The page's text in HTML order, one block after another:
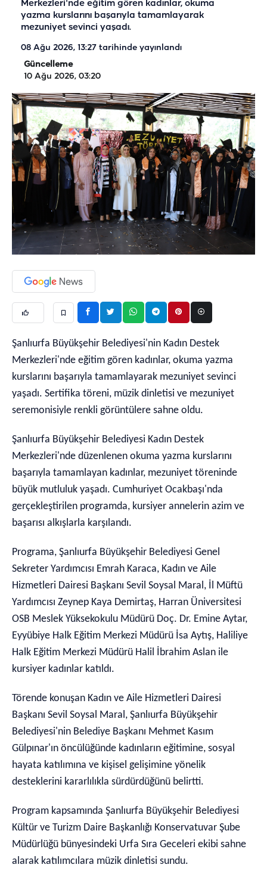
Merkezleri'nde eğitim gören kadınlar, okuma
yazma kurslarını başarıyla tamamlayarak
mezuniyet sevinci yaşadı.
08 Ağu 2026, 13:27 tarihinde yayınlandı
Güncelleme
10 Ağu 2026, 03:20
Şanlıurfa Büyükşehir Belediyesi'nin Kadın Destek
Merkezleri'nde eğitim gören kadınlar, okuma yazma
kurslarını başarıyla tamamlayarak mezuniyet sevinci
yaşadı. Sertifika töreni, müzik dinletisi ve mezuniyet
seremonisiyle renkli görüntülere sahne oldu.
Şanlıurfa Büyükşehir Belediyesi Kadın Destek
Merkezleri'nde düzenlenen okuma yazma kurslarını
başarıyla tamamlayan kadınlar, mezuniyet töreninde
büyük mutluluk yaşadı. Cumhuriyet Ocakbaşı'nda
gerçekleştirilen programda, kursiyer annelerin azim ve
başarısı alkışlarla karşılandı.
Programa, Şanlıurfa Büyükşehir Belediyesi Genel
Sekreter Yardımcısı Emrah Karaca, Kadın ve Aile
Hizmetleri Dairesi Başkanı Sevil Soysal Maral, İl Müftü
Yardımcısı Zeynep Kaya Demirtaş, Harran Üniversitesi
OSB Meslek Yüksekokulu Müdürü Doç. Dr. Emine Aytar,
Eyyübiye Halk Eğitim Merkezi Müdürü İsa Aytış, Haliliye
Halk Eğitim Merkezi Müdürü Halil İbrahim Aslan ile
kursiyer kadınlar katıldı.
Törende konuşan Kadın ve Aile Hizmetleri Dairesi
Başkanı Sevil Soysal Maral, Şanlıurfa Büyükşehir
Belediyesi'nin Belediye Başkanı Mehmet Kasım
Gülpınar'ın öncülüğünde kadınların eğitimine, sosyal
hayata katılımına ve kişisel gelişimine yönelik
desteklerini kararlılıkla sürdürdüğünü belirtti.
Program kapsamında Şanlıurfa Büyükşehir Belediyesi
Kültür ve Turizm Daire Başkanlığı Konservatuvar Şube
Müdürlüğü bünyesindeki Urfa Sıra Geceleri ekibi sahne
alarak katılımcılara müzik dinletisi sundu.